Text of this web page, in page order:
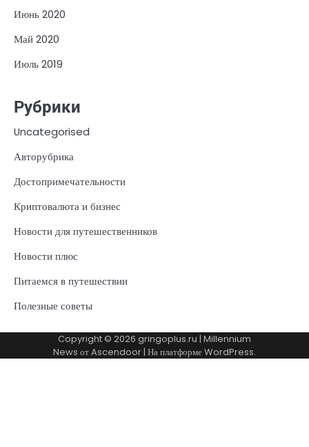
Июнь 2020
Май 2020
Июль 2019
Рубрики
Uncategorised
Авторубрика
Достопримечательности
Криптовалюта и бизнес
Новости для путешественников
Новости плюс
Питаемся в путешествии
Полезные советы
Copyright © 2026 gringoplus.ru | Millennium
News отAscendoor| На платформеWordPress.